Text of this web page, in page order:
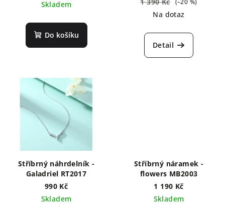
Skladem
Do košíku
1 390 Kč (–20 %)
Na dotaz
Detail
Stříbrný náhrdelník -
Galadriel RT2017
990 Kč
Skladem
Stříbrný náramek -
flowers MB2003
1 190 Kč
Skladem